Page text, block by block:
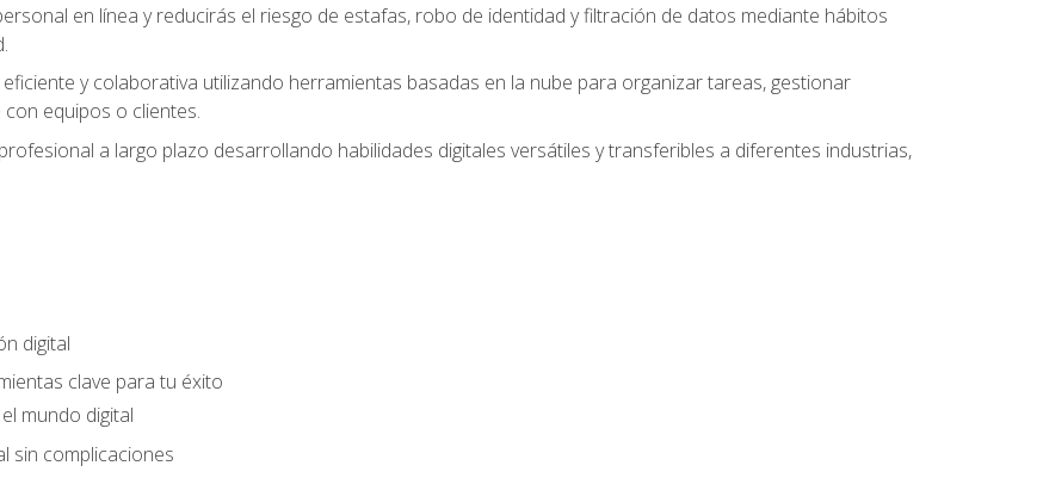
en línea y reducirás el riesgo de estafas, robo de identidad y filtración de datos mediante hábitos
y colaborativa utilizando herramientas basadas en la nube para organizar tareas, gestionar
equipos o clientes.
a largo plazo desarrollando habilidades digitales versátiles y transferibles a diferentes industrias,
digital
clave para tu éxito
mundo digital
sin complicaciones